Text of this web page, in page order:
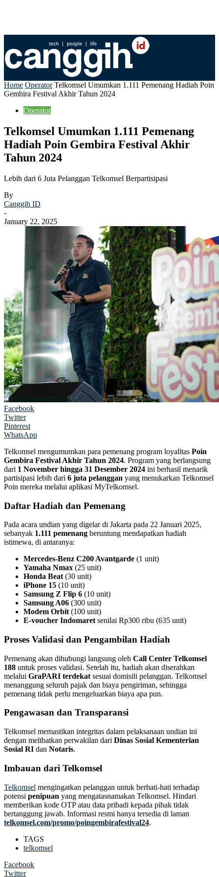
Home Operator Telkomsel Umumkan 1.111 Pemenang Hadiah Poin
Gembira Festival Akhir Tahun 2024
Operator
Telkomsel Umumkan 1.111 Pemenang
Hadiah Poin Gembira Festival Akhir
Tahun 2024
Lebih dari 6 Juta Pelanggan Telkomsel Berpartisipasi
By
Canggih ID
-
January 22, 2025
Facebook
Twitter
Pinterest
WhatsApp
Telkomsel mengumumkan para pemenang program loyalitas Poin
Gembira Festival Akhir Tahun 2024. Program yang berlangsung
dari 1 November hingga 31 Desember 2024 ini berhasil menarik
partisipasi lebih dari 6 juta pelanggan yang menukarkan Telkomsel
Poin mereka melalui aplikasi MyTelkomsel.
Daftar Hadiah dan Pemenang
Pada acara undian yang digelar di Jakarta pada 22 Januari 2025,
sebanyak 1.111 pemenang beruntung mendapatkan hadiah
istimewa, di antaranya:
Mercedes-Benz C200 Avantgarde (1 unit)
Yamaha Nmax (25 unit)
Honda Beat (30 unit)
iPhone 15 (10 unit)
Samsung Z Flip 6 (10 unit)
Samsung A06 (300 unit)
Modem Orbit (100 unit)
E-voucher Indomaret senilai Rp300 ribu (635 unit)
Proses Validasi dan Pengambilan Hadiah
Pemenang akan dihubungi langsung oleh Call Center Telkomsel
188 untuk proses validasi. Setelah itu, hadiah akan diserahkan
melalui GraPARI terdekat sesuai domisili pelanggan. Telkomsel
menanggung seluruh pajak dan biaya pengiriman, sehingga
pemenang tidak perlu mengeluarkan biaya apa pun.
Pengawasan dan Transparansi
Telkomsel memastikan integritas dalam pelaksanaan undian ini
dengan melibatkan perwakilan dari Dinas Sosial Kementerian
Sosial RI dan Notaris.
Imbauan dari Telkomsel
Telkomsel mengingatkan pelanggan untuk berhati-hati terhadap
potensi penipuan yang mengatasnamakan Telkomsel. Hindari
memberikan kode OTP atau data pribadi kepada pihak tidak
bertanggung jawab. Informasi resmi hanya tersedia di laman
telkomsel.com/promo/poingembirafestival24.
TAGS
telkomsel
Facebook
Twitter